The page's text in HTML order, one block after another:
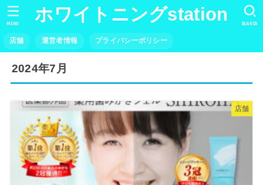
ホワイトニングstation
店舗 運営者情報 プライバシーポリシー
SEARCH
MENU
2024年7月
店舗